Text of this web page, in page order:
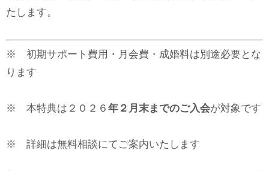
たします。
※ 初期サポート費用・月会費・成婚料は別途必要とな
ります
※ 本特典は２０２６ 年２月末までのご入会が対象です
※ 詳細は無料相談にてご案内いたします